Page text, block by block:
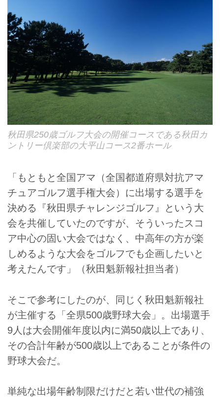
秋田県250歳ゴルフ大会の開催コースである秋田カ
ントリー倶楽部の大平山コース2番ホール
「もともと全国アマ（全国都道府県対抗アマ
チュアゴルフ選手権大会）に出場する選手を
決める『秋田県チャレンジゴルフ』という大
会を共催していたのですが、そういったスコ
ア中心の固い大会ではなく、中高年の方が楽
しめるような大会をゴルフでも企画したいと
考えたんです」（秋田魁新報社担当者）
そこで参考にしたのが、同じく秋田魁新報社
が主催する「全県500歳野球大会」。出場選手
9人は大会開催年度以内に満50歳以上であり、
その合計年齢が500歳以上であることが条件の
野球大会だ。
単純な出場年齢制限だけだと若い世代の補強